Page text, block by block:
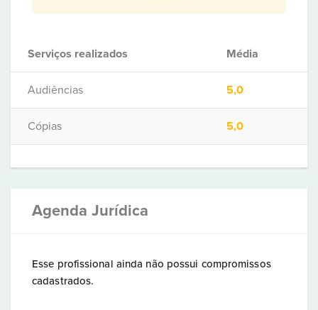
Serviços realizados Média
Audiências 5,0
Cópias 5,0
Agenda Jurídica
Esse profissional ainda não possui compromissos
cadastrados.